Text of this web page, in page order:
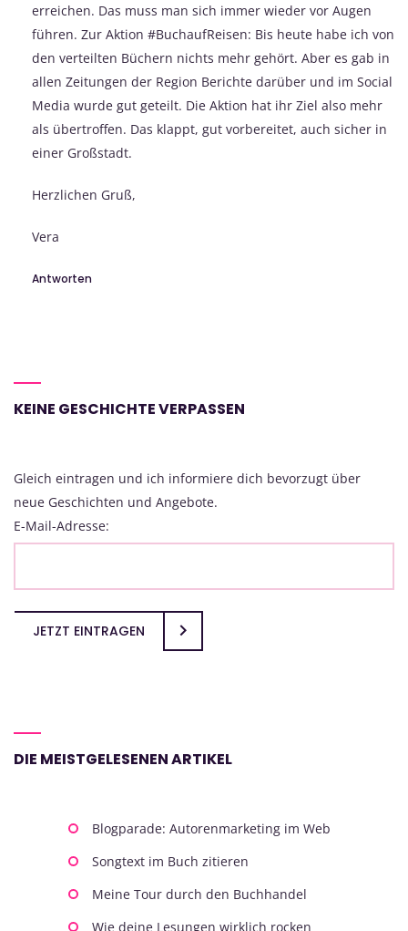
erreichen. Das muss man sich immer wieder vor Augen
führen. Zur Aktion #BuchaufReisen: Bis heute habe ich von
den verteilten Büchern nichts mehr gehört. Aber es gab in
allen Zeitungen der Region Berichte darüber und im Social
Media wurde gut geteilt. Die Aktion hat ihr Ziel also mehr
als übertroffen. Das klappt, gut vorbereitet, auch sicher in
einer Großstadt.
Herzlichen Gruß,
Vera
Antworten
KEINE GESCHICHTE VERPASSEN
Gleich eintragen und ich informiere dich bevorzugt über
neue Geschichten und Angebote.
E-Mail-Adresse:
JETZT EINTRAGEN
DIE MEISTGELESENEN ARTIKEL
Blogparade: Autorenmarketing im Web
Songtext im Buch zitieren
Meine Tour durch den Buchhandel
Wie deine Lesungen wirklich rocken